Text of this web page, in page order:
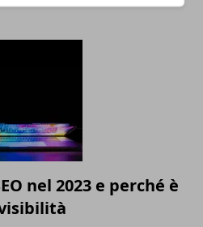
nel 2023 e perché è